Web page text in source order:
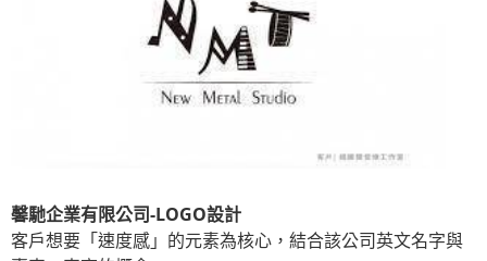
馨馳企業有限公司-LOGO設計
客戶想要「速度感」的元素為核心，結合該公司英文名字與